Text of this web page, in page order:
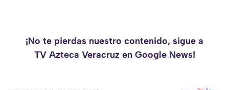
¡No te pierdas nuestro contenido, sigue a
TV Azteca Veracruz en Google News!